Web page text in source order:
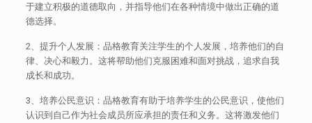
于建立积极的道德取向，并指导他们在各种情境中做出正确的道
德选择。
2、提升个人发展：品格教育关注学生的个人发展，培养他们的自
律、决心和毅力。这将帮助他们克服困难和面对挑战，追求自我
成长和成功。
3、培养公民意识：品格教育有助于培养学生的公民意识，使他们
认识到自己作为社会成员所应承担的责任和义务。这将激发他们